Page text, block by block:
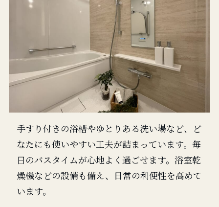
手すり付きの浴槽やゆとりある洗い場など、ど
なたにも使いやすい工夫が詰まっています。毎
日のバスタイムが心地よく過ごせます。浴室乾
燥機などの設備も備え、日常の利便性を高めて
います。